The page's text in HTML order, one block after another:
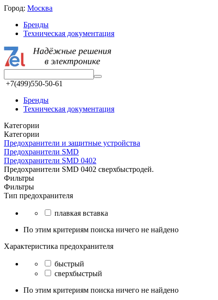
Город: Москва
Бренды
Техническая документация
+7(499)550-50-61
Бренды
Техническая документация
Категории
Категории
Предохранители и защитные устройства
Предохранители SMD
Предохранители SMD 0402
Предохранители SMD 0402 сверхбыстродей.
Фильтры
Фильтры
Тип предохранителя
плавкая вставка
По этим критериям поиска ничего не найдено
Характеристика предохранителя
быстрый
сверхбыстрый
По этим критериям поиска ничего не найдено